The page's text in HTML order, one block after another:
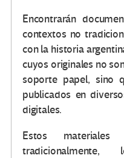
Encontrarán
contextos no
con la historia
cuyos originales no
soporte papel, sino
publicados en
digitales.
Estos